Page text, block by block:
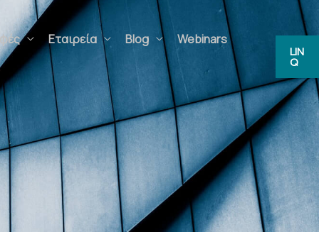
Εταιρεία Blog Webinars
LIN
Q